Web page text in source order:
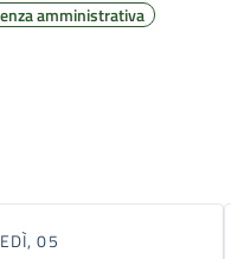
amministrativa
05